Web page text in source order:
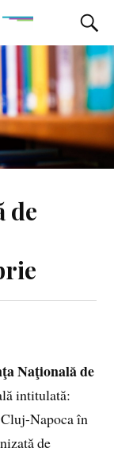
de
Naţională de
intitulată:
Cluj-Napoca în
de